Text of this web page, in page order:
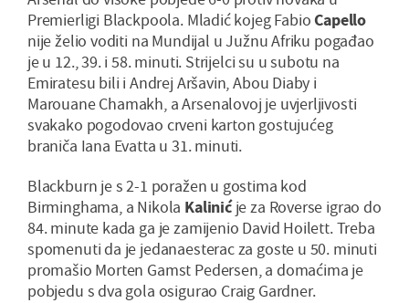
Premierligi Blackpoola. Mladić kojeg FabioCapello
nije želio voditi na Mundijal u Južnu Afriku pogađao
je u 12., 39. i 58. minuti. Strijelci su u subotu na
Emiratesu bili i Andrej Aršavin, Abou Diaby i
Marouane Chamakh, a Arsenalovoj je uvjerljivosti
svakako pogodovao crveni karton gostujućeg
braniča Iana Evatta u 31. minuti.
Blackburn je s 2-1 poražen u gostima kod
Birminghama, a Nikola Kalinićje za Roverse igrao do
84. minute kada ga je zamijenio David Hoilett. Treba
spomenuti da je jedanaesterac za goste u 50. minuti
promašio Morten Gamst Pedersen, a domaćima je
pobjedu s dva gola osigurao Craig Gardner.